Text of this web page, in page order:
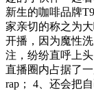
新生的咖啡品牌
家亲切的称之为
开播，因为魔性
注，纷纷直呼上
直播圈内占据了
rap； 4、还会把